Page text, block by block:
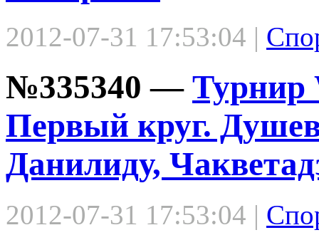
2012-07-31 17:53:04 |
№335340 — Турнир
Первый круг.
Данилиду,
2012-07-31 17:53:04 |